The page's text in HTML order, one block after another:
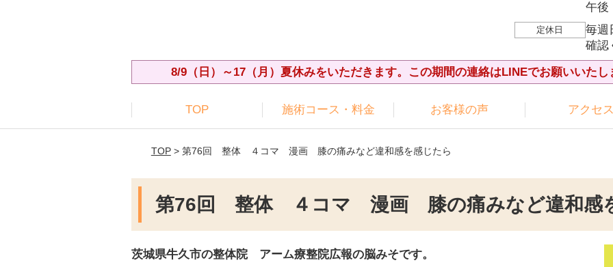
午後
定休日 毎週
確認
8/9（日）～17（月）夏休みをいただきます。この期間の連絡はLINEでお願いいたし
TOP 施術コース・料金 お客様の声 アクセス
TOP> 第76回 整体 ４コマ 漫画 膝の痛みなど違和感を感じたら
第76回 整体 ４コマ 漫画 膝の痛みなど違和感
茨城県牛久市の整体院 アーム療整院広報の脳みそです。